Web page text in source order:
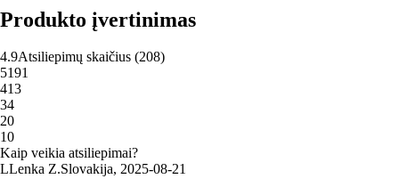
Produkto įvertinimas
4.9Atsiliepimų skaičius (208)
5191
413
34
20
10
Kaip veikia atsiliepimai?
LLenka Z.Slovakija, 2025‑08‑21